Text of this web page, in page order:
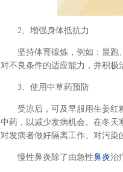
2、增强身体抵抗力
坚持体育锻炼，例如：晨跑
对不良条件的适应能力，并积极
3、使用中草药预防
受凉后，可及早服用生姜红
中药，以减少发病机会。在冬天
对发病者做好隔离工作。对污染
慢性鼻炎除了由急性鼻炎治